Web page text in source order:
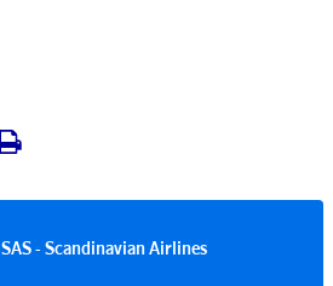
SAS - Scandinavian Airlines